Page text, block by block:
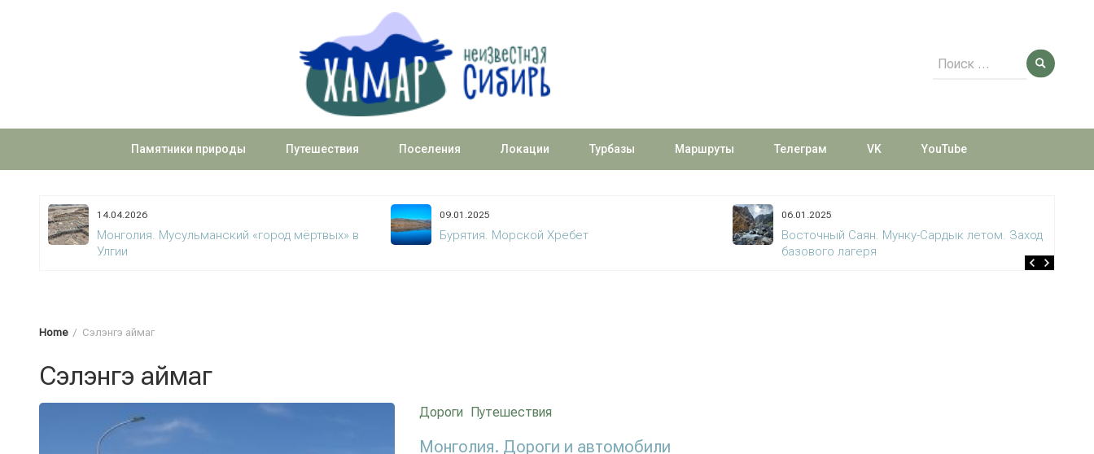
Поиск
Памятники природы Путешествия Поселения Локации Турбазы Маршруты Телеграм VK YouTube
09.01.2025
Бурятия. Морской Хребет
06.01.2025
Восточный Саян. Мунку-Сардык летом. Заход до
20.12.2024
Восточный Саян. Озеро Эхой и пик Кузьмина
Home Сэлэнгэ аймаг
Сэлэнгэ аймаг
Дороги Путешествия
Монголия. Дороги и автомобили